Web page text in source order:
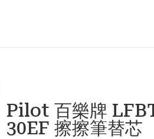
Pilot 百樂牌
30EF 擦擦筆替芯